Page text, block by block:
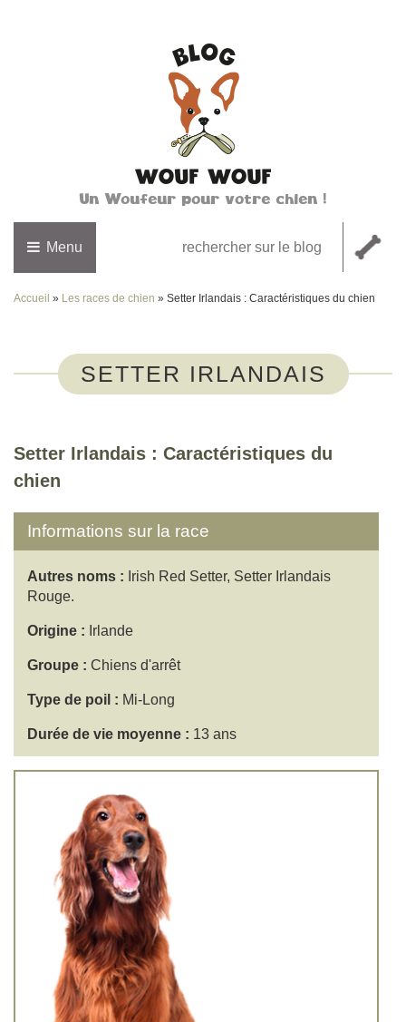
Un Woufeur pour votre chien !
Menu
Accueil » Les races de chien » Setter Irlandais : Caractéristiques du chien
SETTER IRLANDAIS
Setter Irlandais : Caractéristiques du
chien
Informations sur la race
Autres noms : Irish Red Setter, Setter Irlandais
Rouge.
Origine : Irlande
Groupe : Chiens d'arrêt
Type de poil : Mi-Long
Durée de vie moyenne : 13 ans